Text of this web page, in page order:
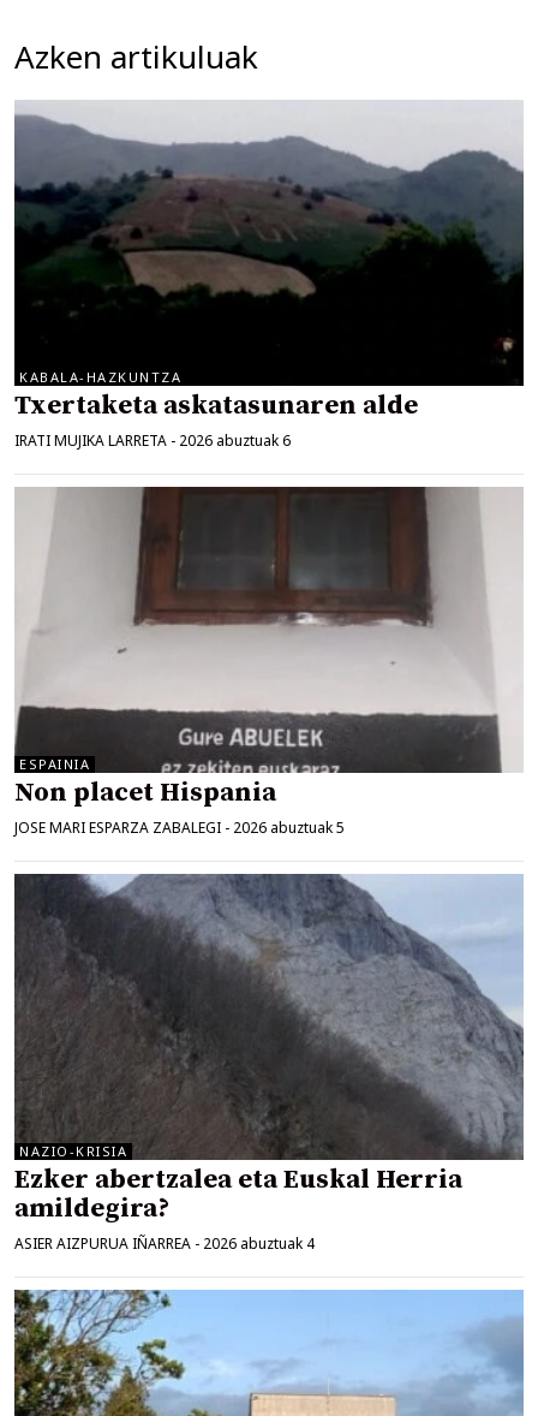
Azken artikuluak
KABALA-HAZKUNTZA
Txertaketa askatasunaren alde
IRATI MUJIKA LARRETA - 2026 abuztuak 6
ESPAINIA
Non placet Hispania
JOSE MARI ESPARZA ZABALEGI - 2026 abuztuak 5
NAZIO-KRISIA
Ezker abertzalea eta Euskal Herria
amildegira?
ASIER AIZPURUA IÑARREA - 2026 abuztuak 4